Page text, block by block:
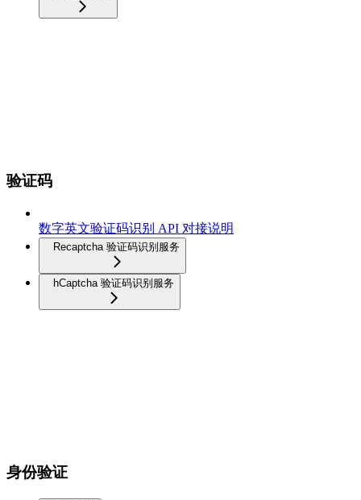
验证码
数字英文验证码识别 API 对接说明
Recaptcha 验证码识别服务
hCaptcha 验证码识别服务
身份验证